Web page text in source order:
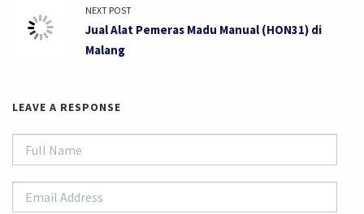
NEXT POST
Jual Alat Pemeras Madu Manual (HON31) di
Malang
LEAVE A RESPONSE